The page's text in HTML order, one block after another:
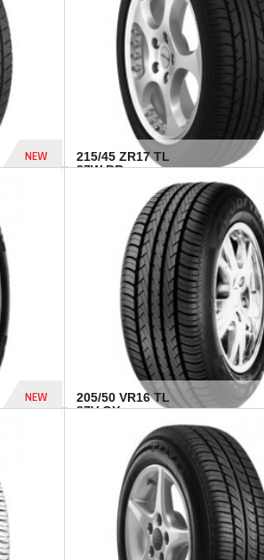
NEW
837 Dhs
215/45 ZR17 TL
87W BR...
NEW
205/50 VR16 TL
87V GY...